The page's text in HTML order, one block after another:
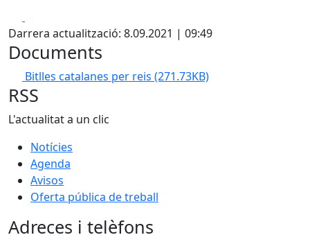
Darrera actualització: 8.09.2021 | 09:49
Documents
Bitlles catalanes per reis (271.73KB)
RSS
L'actualitat a un clic
Notícies
Agenda
Avisos
Oferta pública de treball
Adreces i telèfons